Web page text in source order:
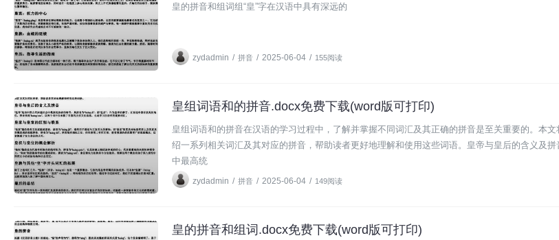
皇的拼音和组词组“皇”字在汉语中具有深远的
zydadmin / 拼音 / 2025-06-04 / 155阅读
拼音
皇组词语和的拼音.docx免费下载(word版可打印)
皇组词语和的拼音在汉语的学习过程中，了解并掌握不同词汇及其正确的拼音是至关重要的。本文
绍一系列相关词汇及其对应的拼音，帮助读者更好地理解和使用这些词语。皇帝与皇后的含义及拼
中最高统
zydadmin / 拼音 / 2025-06-04 / 149阅读
拼音
皇的拼音和组词.docx免费下载(word版可打印)